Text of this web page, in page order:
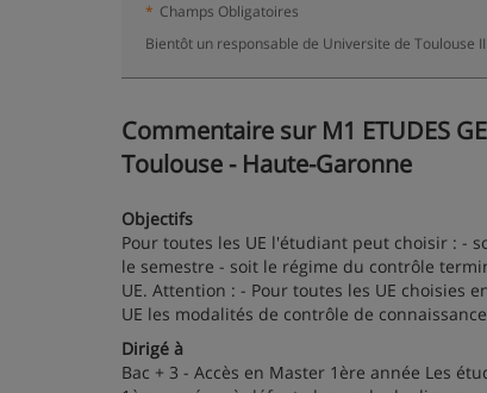
* Champs Obligatoires
Bientôt un responsable de Universite de Toulouse
Commentaire sur M1 ETUDES
Toulouse - Haute-Garonne
Objectifs
Pour toutes les UE l'étudiant peut choisir : -
le semestre - soit le régime du contrôle
UE. Attention : - Pour toutes les UE choisies
UE les modalités de contrôle de
Dirigé à
Bac + 3 - Accès en Master 1ère année Les